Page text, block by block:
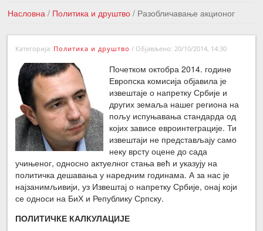
Насловна / Политика и друштво / Разобличавање акционог
плана ЕУ
←Претходна вест
Следећа вест →
Категорија: Политика и друштво / Објављено: 20/10/2014, 14:30
Почетком октобра 2014. године
Европска комисија објавила је
извештаје о напретку Србије и
других земаља нашег региона на
пољу испуњавања стандарда од
којих зависе евроинтеграције. Ти
извештаји не представљају само
неку врсту оцене до сада
учињеног, односно актуелног стања већ и указују на
политичка дешавања у наредним годинама. А за нас је
најзанимљивији, уз Извештај о напретку Србије, онај који
се односи на БиХ и Републику Српску.
ПОЛИТИЧКЕ КАЛКУЛАЦИЈЕ